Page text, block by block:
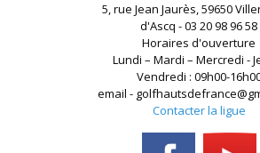
5, rue Jean Jaurès, 59650
d'Ascq - 03 20 98 96 58
Horaires d'ouverture
Lundi – Mardi – Mercredi -
Vendredi : 09h00-
email -
Contacter la ligue